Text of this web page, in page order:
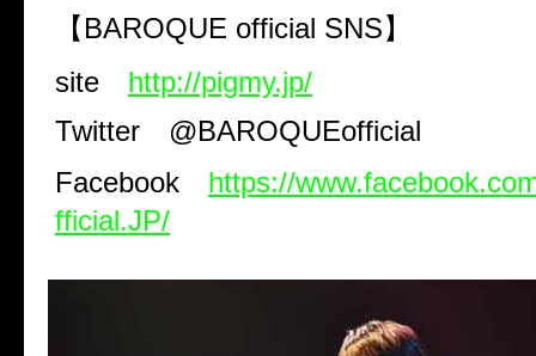
【 BAROQUE official SNS】
site
http://pigmy.jp/
Twitter
@BAROQUEofficial
Facebook
https://
fficial.JP/